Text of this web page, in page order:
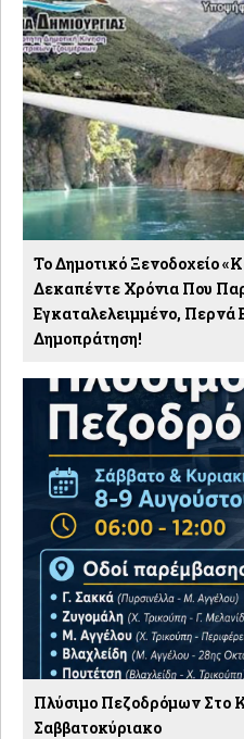
Το Δημοτικό Ξενοδοχείο
Δεκαπέντε Χρόνια Που
Εγκαταλελειμμένο, Περνά
Δημοπράτηση!
Πλύσιμο Πεζοδρόμων Στο
Σαββατοκύριακο